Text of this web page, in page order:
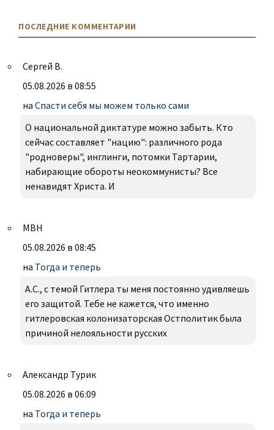
ПОСЛЕДНИЕ КОММЕНТАРИИ
Сергей В.
05.08.2026 в 08:55
на Спасти себя мы можем только сами
О национальной диктатуре можно забыть. Кто
сейчас составляет "нацию": различного рода
"родноверы", инглинги, потомки Тартарии,
набирающие обороты неокоммунисты? Все
ненавидят Христа. И
МВН
05.08.2026 в 08:45
на Тогда и теперь
А.С., с темой Гитлера ты меня постоянно удивляешь
его защитой. Тебе не кажется, что именно
гитлеровская колонизаторская Остполитик была
причиной нелояльности русских
Александр Турик
05.08.2026 в 06:09
на Тогда и теперь